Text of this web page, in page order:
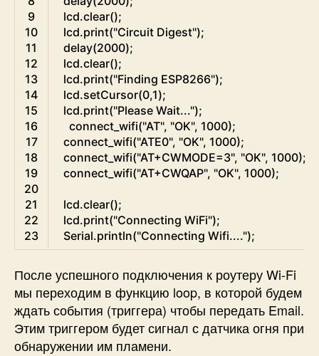
9
10
11
12
13
14
15
16
17
18
19
20
21
22
23
lcd.clear();
lcd.print("Circuit Digest");
delay(2000);
lcd.clear();
lcd.print("Finding ESP8266");
lcd.setCursor(0,1);
lcd.print("Please Wait...");
connect_wifi("AT", "OK", 1000);
connect_wifi("ATE0", "OK", 1000);
connect_wifi("AT+CWMODE=3", "OK", 1000);
connect_wifi("AT+CWQAP", "OK", 1000);
lcd.clear();
lcd.print("Connecting WiFi");
Serial.println("Connecting Wifi....");
После успешного подключения к роутеру Wi-Fi
мы переходим в функцию loop, в которой будем
ждать события (триггера) чтобы передать Email.
Этим триггером будет сигнал с датчика огня при
обнаружении им пламени.